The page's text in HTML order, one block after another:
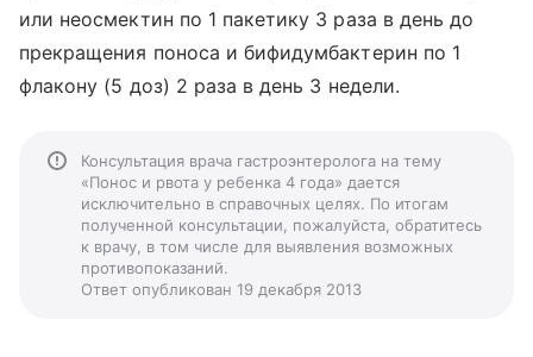
или неосмектин по 1 пакетику 3 раза в день до
прекращения поноса и бифидумбактерин по 1
флакону (5 доз) 2 раза в день 3 недели.
Консультация врача гастроэнтеролога на тему
«Понос и рвота у ребенка 4 года» дается
исключительно в справочных целях. По итогам
полученной консультации, пожалуйста, обратитесь
к врачу, в том числе для выявления возможных
противопоказаний.
Ответ опубликован 19 декабря 2013